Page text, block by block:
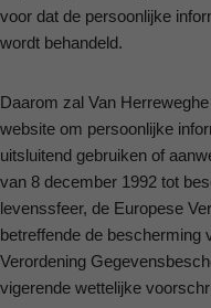
voor dat de persoonlijke
wordt behandeld.
Daarom zal Van
website om persoonlijke
uitsluitend gebruiken of
van 8 december 1992 tot
levenssfeer, de Europese
betreffende de bescherming
Verordening
vigerende wettelijke